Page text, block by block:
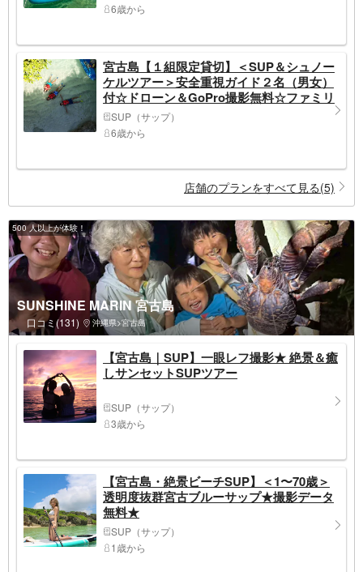
6歳から
宮古島【１組限定貸切】＜SUP＆シュノー
ケルツアー＞安全重視ガイド２名（男女）
付☆ドローン＆GoPro撮影無料☆ファミリ
ー・カップル・女性や高齢者に人気
SUP（サップ）
6歳から
店舗のプランをすべて見る(5)
500 人以上が体験！
SUNSHINE MARIN 宮古島
口コミ(131) 沖縄県>宮古島
【宮古島｜SUP】一眼レフ撮影★ 絶景＆癒
しサンセットSUPツアー
SUP（サップ）
3歳から
【宮古島・絶景ビーチSUP】＜1〜70歳＞
透明度抜群宮古ブルーサップ★撮影データ
無料★
SUP（サップ）
1歳から